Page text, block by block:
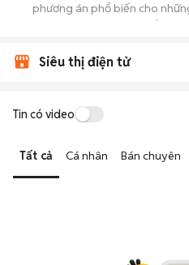
phương án phổ biến cho
lượng nhưng không muốn chi
Giang từ người dùng cá nhân
An tâm kiểm tra máy: Cơ chế
Siêu thị điện tử
Tin có video
Tất cả Cá nhân Bán chuyên